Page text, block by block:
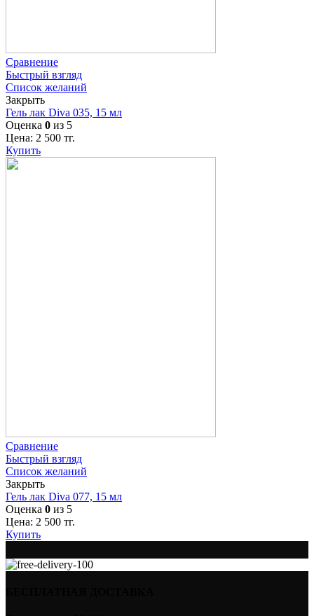
Сравнение
Быстрый взгляд
Список желаний
Закрыть
Гель лак Diva 035, 15 мл
Оценка 0 из 5
Цена: 2 500 тг.
Купить
Сравнение
Быстрый взгляд
Список желаний
Закрыть
Гель лак Diva 077, 15 мл
Оценка 0 из 5
Цена: 2 500 тг.
Купить